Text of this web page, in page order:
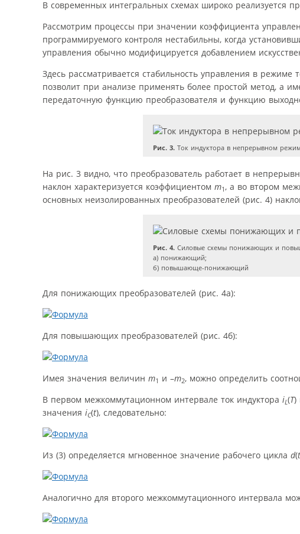
В современных интегральных схемах широко реализуется
Рассмотрим процессы при значении коэффициента
программируемого контроля нестабильны, когда
управления обычно модифицируется добавлением
Здесь рассматривается стабильность управления в
позволит при анализе применять более простой метод, а
передаточную функцию преобразователя и функцию
Рис. 3. Ток индуктора в непрерывном
На рис. 3 видно, что преобразователь работает в
наклон характеризуется коэффициентом m1 , а во втором
основных неизолированных преобразователей (рис. 4)
Рис. 4. Силовые схемы понижающих и
а) понижающий;
б) повышающе-понижающий
Для понижающих преобразователей (рис. 4а):
Для повышающих преобразователей (рис. 4б):
Имея значения величин m1 и –m2, можно определить
В первом межкоммутационном интервале ток индуктора iL(T)
значения iC(t), следовательно:
Из (3) определяется мгновенное значение рабочего цикла d(t
Аналогично для второго межкоммутационного интервала